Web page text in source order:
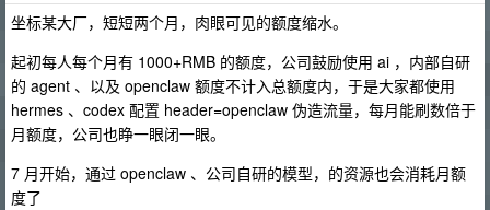
坐标某大厂，短短两个月，肉眼可见的额度缩水。
起初每人每个月有 1000+RMB 的额度，公司鼓励使用 ai ，内部自研
的 agent 、以及 openclaw 额度不计入总额度内，于是大家都使用
hermes 、codex 配置 header=openclaw 伪造流量，每月能刷数倍于
月额度，公司也睁一眼闭一眼。
7 月开始，通过 openclaw 、公司自研的模型，的资源也会消耗月额
度了